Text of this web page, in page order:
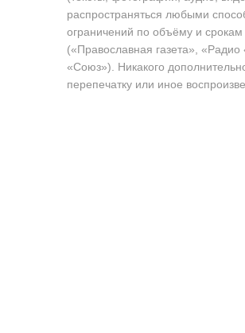
распространяться любыми
ограничений по объёму и
(«Православная газета»,
«Союз»). Никакого
перепечатку или иное